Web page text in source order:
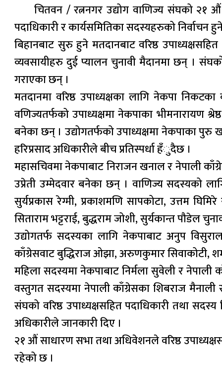
चितवन / रत्ननगर उद्योग वाणिज्य संघको २१
पदाधिकारी र कार्यसमितिका सदस्यहरुको निर्वाचन
बिहानबाट सुरु हुने मतदानबाट वरिष्ठ
व्यवसायीहरु दुई प्यालन चुनावी मैदानमा छन् ।
गराएका छन् ।
मतदानमा वरिष्ठ उपाध्यक्षका लागि नेकपा
वणिज्यतर्फको उपाध्यक्षमा नेकपाका भीमनारायण
बनेका छन् । उद्योगतर्फको उपाध्यक्षमा नेकपाका पुरु
हरिप्रसाद अधिकारीले बीच प्रतिस्पर्धा हँुदैछ ।
महासचिवमा नेकपाबाट निराजन खनाल र नेपाली
उप्रेती उम्मेदवार बनेका छन् । वाणिज्य सदस्यको
सुर्यप्रकास रेग्मी, प्रकाशमणि सापकोटा, उत्तम
सिताराम भट्टराई, बुद्धराम जोशी, सुर्यकान्त पौडेल
उद्योगतर्फ सदस्यका लागि नेकपाबाट अनुप
काँग्रेसवाट बुद्धिराज ओझा, अरुणकुमार सिवाकोटी,
महिला सदस्यमा नेकपाबाट निर्मला सुवेली र नेपाली
वस्तुगत सदस्यमा नेपाली काँग्रेसका शिबराज मैनाली
संघको वरिष्ठ उपाध्यक्षसहित पदाधिकारी तथा
अधिकारीले जानकारी दिए ।
२१ औं साधारण सभा तथा अधिवेशनले वरिष्ठ
रहेको छ ।